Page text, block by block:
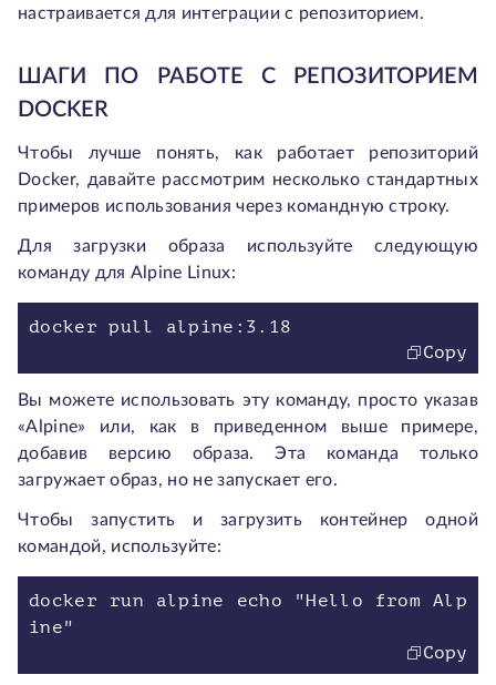
настраивается для интеграции с репозиторием.
ШАГИ ПО РАБОТЕ С РЕПОЗИТОРИЕМ
DOCKER
Чтобы лучше понять, как работает репозиторий
Docker, давайте рассмотрим несколько стандартных
примеров использования через командную строку.
Для загрузки образа используйте следующую
команду для Alpine Linux:
docker pull alpine:3.18
Copy
Вы можете использовать эту команду, просто указав
«Alpine» или, как в приведенном выше примере,
добавив версию образа. Эта команда только
загружает образ, но не запускает его.
Чтобы запустить и загрузить контейнер одной
командой, используйте:
docker run alpine echo "Hello from Alp
ine"
Copy